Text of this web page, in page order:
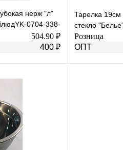
нерж "л"
0704-338-
504.90 ₽
400 ₽
Тарелка
стекло
Розница
ОПТ